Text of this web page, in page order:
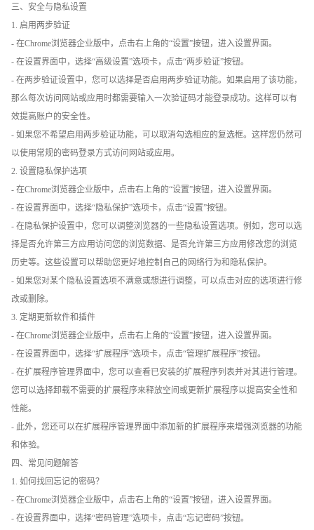
三、安全与隐私设置
1. 启用两步验证
- 在Chrome浏览器企业版中，点击右上角的“设置”按钮，进入设置界面。
- 在设置界面中，选择“高级设置”选项卡，点击“两步验证”按钮。
- 在两步验证设置中，您可以选择是否启用两步验证功能。如果启用了该功能，
那么每次访问网站或应用时都需要输入一次验证码才能登录成功。这样可以有
效提高账户的安全性。
- 如果您不希望启用两步验证功能，可以取消勾选相应的复选框。这样您仍然可
以使用常规的密码登录方式访问网站或应用。
2. 设置隐私保护选项
- 在Chrome浏览器企业版中，点击右上角的“设置”按钮，进入设置界面。
- 在设置界面中，选择“隐私保护”选项卡，点击“设置”按钮。
- 在隐私保护设置中，您可以调整浏览器的一些隐私设置选项。例如，您可以选
择是否允许第三方应用访问您的浏览数据、是否允许第三方应用修改您的浏览
历史等。这些设置可以帮助您更好地控制自己的网络行为和隐私保护。
- 如果您对某个隐私设置选项不满意或想进行调整，可以点击对应的选项进行修
改或删除。
3. 定期更新软件和插件
- 在Chrome浏览器企业版中，点击右上角的“设置”按钮，进入设置界面。
- 在设置界面中，选择“扩展程序”选项卡，点击“管理扩展程序”按钮。
- 在扩展程序管理界面中，您可以查看已安装的扩展程序列表并对其进行管理。
您可以选择卸载不需要的扩展程序来释放空间或更新扩展程序以提高安全性和
性能。
- 此外，您还可以在扩展程序管理界面中添加新的扩展程序来增强浏览器的功能
和体验。
四、常见问题解答
1. 如何找回忘记的密码？
- 在Chrome浏览器企业版中，点击右上角的“设置”按钮，进入设置界面。
- 在设置界面中，选择“密码管理”选项卡，点击“忘记密码”按钮。